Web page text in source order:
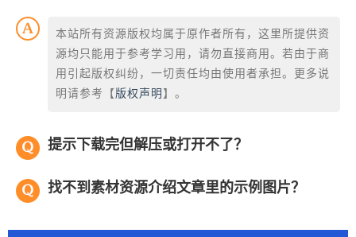
本站所有资源版权均属于原作者所有，这里所提供资
源均只能用于参考学习用，请勿直接商用。若由于商
用引起版权纠纷，一切责任均由使用者承担。更多说
明请参考【 版权声明 】。
提示下载完但解压或打开不了？
找不到素材资源介绍文章里的示例图片？